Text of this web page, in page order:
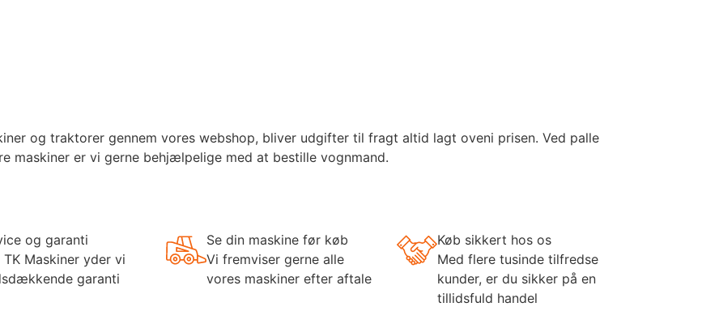
og traktorer gennem vores webshop, bliver udgifter til fragt altid lagt oveni prisen. Ved palle
maskiner er vi gerne behjælpelige med at bestille vognmand.
og garanti
TK Maskiner yder vi
garanti
Se din maskine før køb
Vi fremviser gerne alle
vores maskiner efter aftale
Køb sikkert hos os
Med flere tusinde tilfredse
kunder, er du sikker på en
tillidsfuld handel